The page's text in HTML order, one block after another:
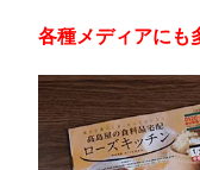
各種メディアにも